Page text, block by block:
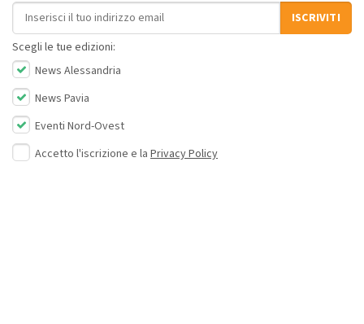
Indirizzo email
ISCRIVITI
Scegli le tue edizioni:
News Alessandria
News Pavia
Eventi Nord-Ovest
Accetto l'iscrizione e la Privacy Policy